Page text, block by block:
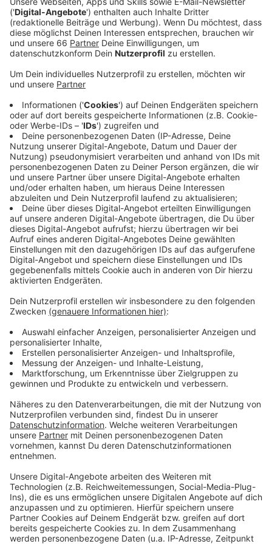
Gewerkschaft Erziehung und Wissenschaft - kurz
GEW - für heute (27. November 2023) einen
ganztägigen Warnstreik angekündigt.
Veröffentlicht:Montag, 27.11.2023 05:50
Anzeige
Der Aufruf richtet sich unter anderem an angestellte
Lehrkräfte, Schulsozialarbeiterinnen und - arbeiter und
Tarifbeschäftigte an den Hochschulen. Verbeamtete
Lehrkräfte dürfen nicht streiken. Der GEW geht es um
mehr Gehalt. Die Beschäftigten hätten den
"Lehrkräftemangel der Bildungspolitik auszubaden",
heißt es wörtlich von einer Sprecherin. Die Arbeitslast
sei zu hoch. Deswegen fordert die GEW für die
Beschäftigten 10,5 Prozent mehr Gehalt, mindestens
aber 500 Euro.
Weitere Infos und Links zum Thema:
Anzeige
Hochschul-Warnstreik: Aktionen in über 70
Städten
Mehrere tausend Teilnehmende bei
Anzeige